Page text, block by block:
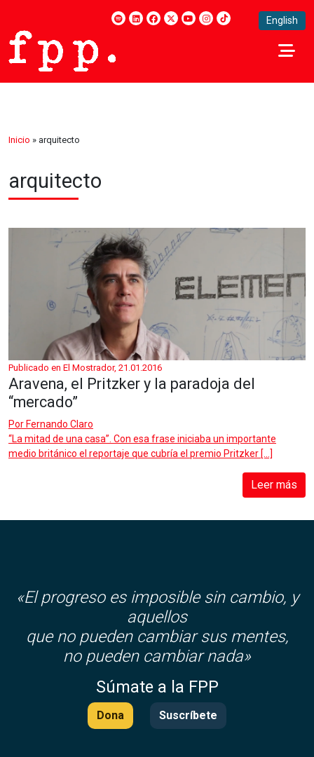
English
Inicio » arquitecto
arquitecto
Publicado en El Mostrador, 21.01.2016
Aravena, el Pritzker y la paradoja del
“mercado”
Por Fernando Claro
“La mitad de una casa”. Con esa frase iniciaba un importante
medio británico el reportaje que cubría el premio Pritzker […]
Leer más
«El progreso es imposible sin cambio, y
aquellos
que no pueden cambiar sus mentes,
no pueden cambiar nada»
Súmate a la FPP
Dona Suscríbete